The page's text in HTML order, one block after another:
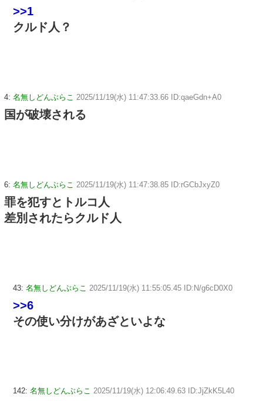
>>1
クルド人？
4: 名無しどんぶらこ 2025/11/19(水) 11:47:33.66 ID:qaeGdn+A0
国が破壊される
6: 名無しどんぶらこ 2025/11/19(水) 11:47:38.85 ID:rGCbJxyZ0
罪を犯すとトルコ人
差別されたらクルド人
43: 名無しどんぶらこ 2025/11/19(水) 11:55:05.45 ID:N/g6cD0X0
>>6
その使い分けがあざといよな
142: 名無しどんぶらこ 2025/11/19(水) 12:06:49.63 ID:JjZkK5L40